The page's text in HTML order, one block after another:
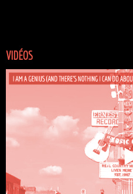
VIDÉOS